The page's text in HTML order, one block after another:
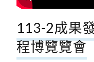
113-2成果
程博覽覽會